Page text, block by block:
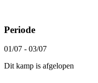
Periode
01/07 - 03/07
Dit kamp is afgelopen